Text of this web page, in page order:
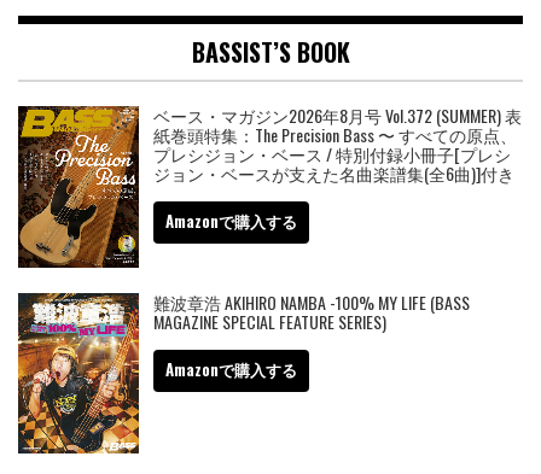
BASSIST’S BOOK
ベース・マガジン2026年8月号 Vol.372 (SUMMER) 表
紙巻頭特集：The Precision Bass 〜 すべての原点、
プレシジョン・ベース / 特別付録小冊子[プレシ
ジョン・ベースが支えた名曲楽譜集(全6曲)]付き
Amazonで購入する
難波章浩 AKIHIRO NAMBA -100% MY LIFE (BASS
MAGAZINE SPECIAL FEATURE SERIES)
Amazonで購入する